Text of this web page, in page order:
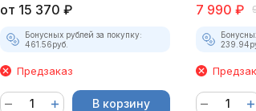
от 15 370 ₽
Бонусных рублей за покупку:
461.56руб.
Предзаказ
В корзину
7 990 ₽
239.94